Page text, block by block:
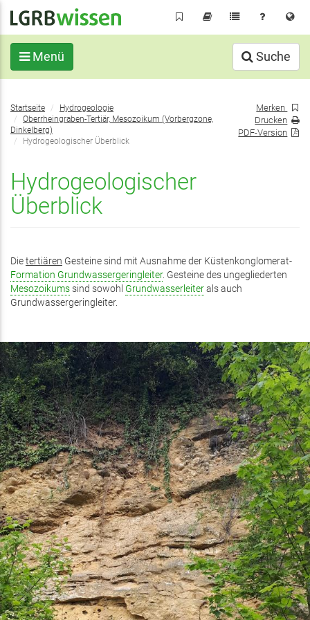
Inhalt
Menü Suche
Sie
befinden
sich
hier:
Startseite
Hydrogeologie
Oberrheingraben-Tertiär, Mesozoikum (Vorbergzone,
Dinkelberg)
Hydrogeologischer Überblick
Hydrogeologischer
Überblick
Merken
Drucken
PDF-Version
Dietertiären Gesteine sind mit Ausnahme der Küstenkonglomerat-
Formation Grundwassergeringleiter. Gesteine des ungegliederten
Mesozoikumssind sowohl Grundwasserleiterals auch
Grundwassergeringleiter.